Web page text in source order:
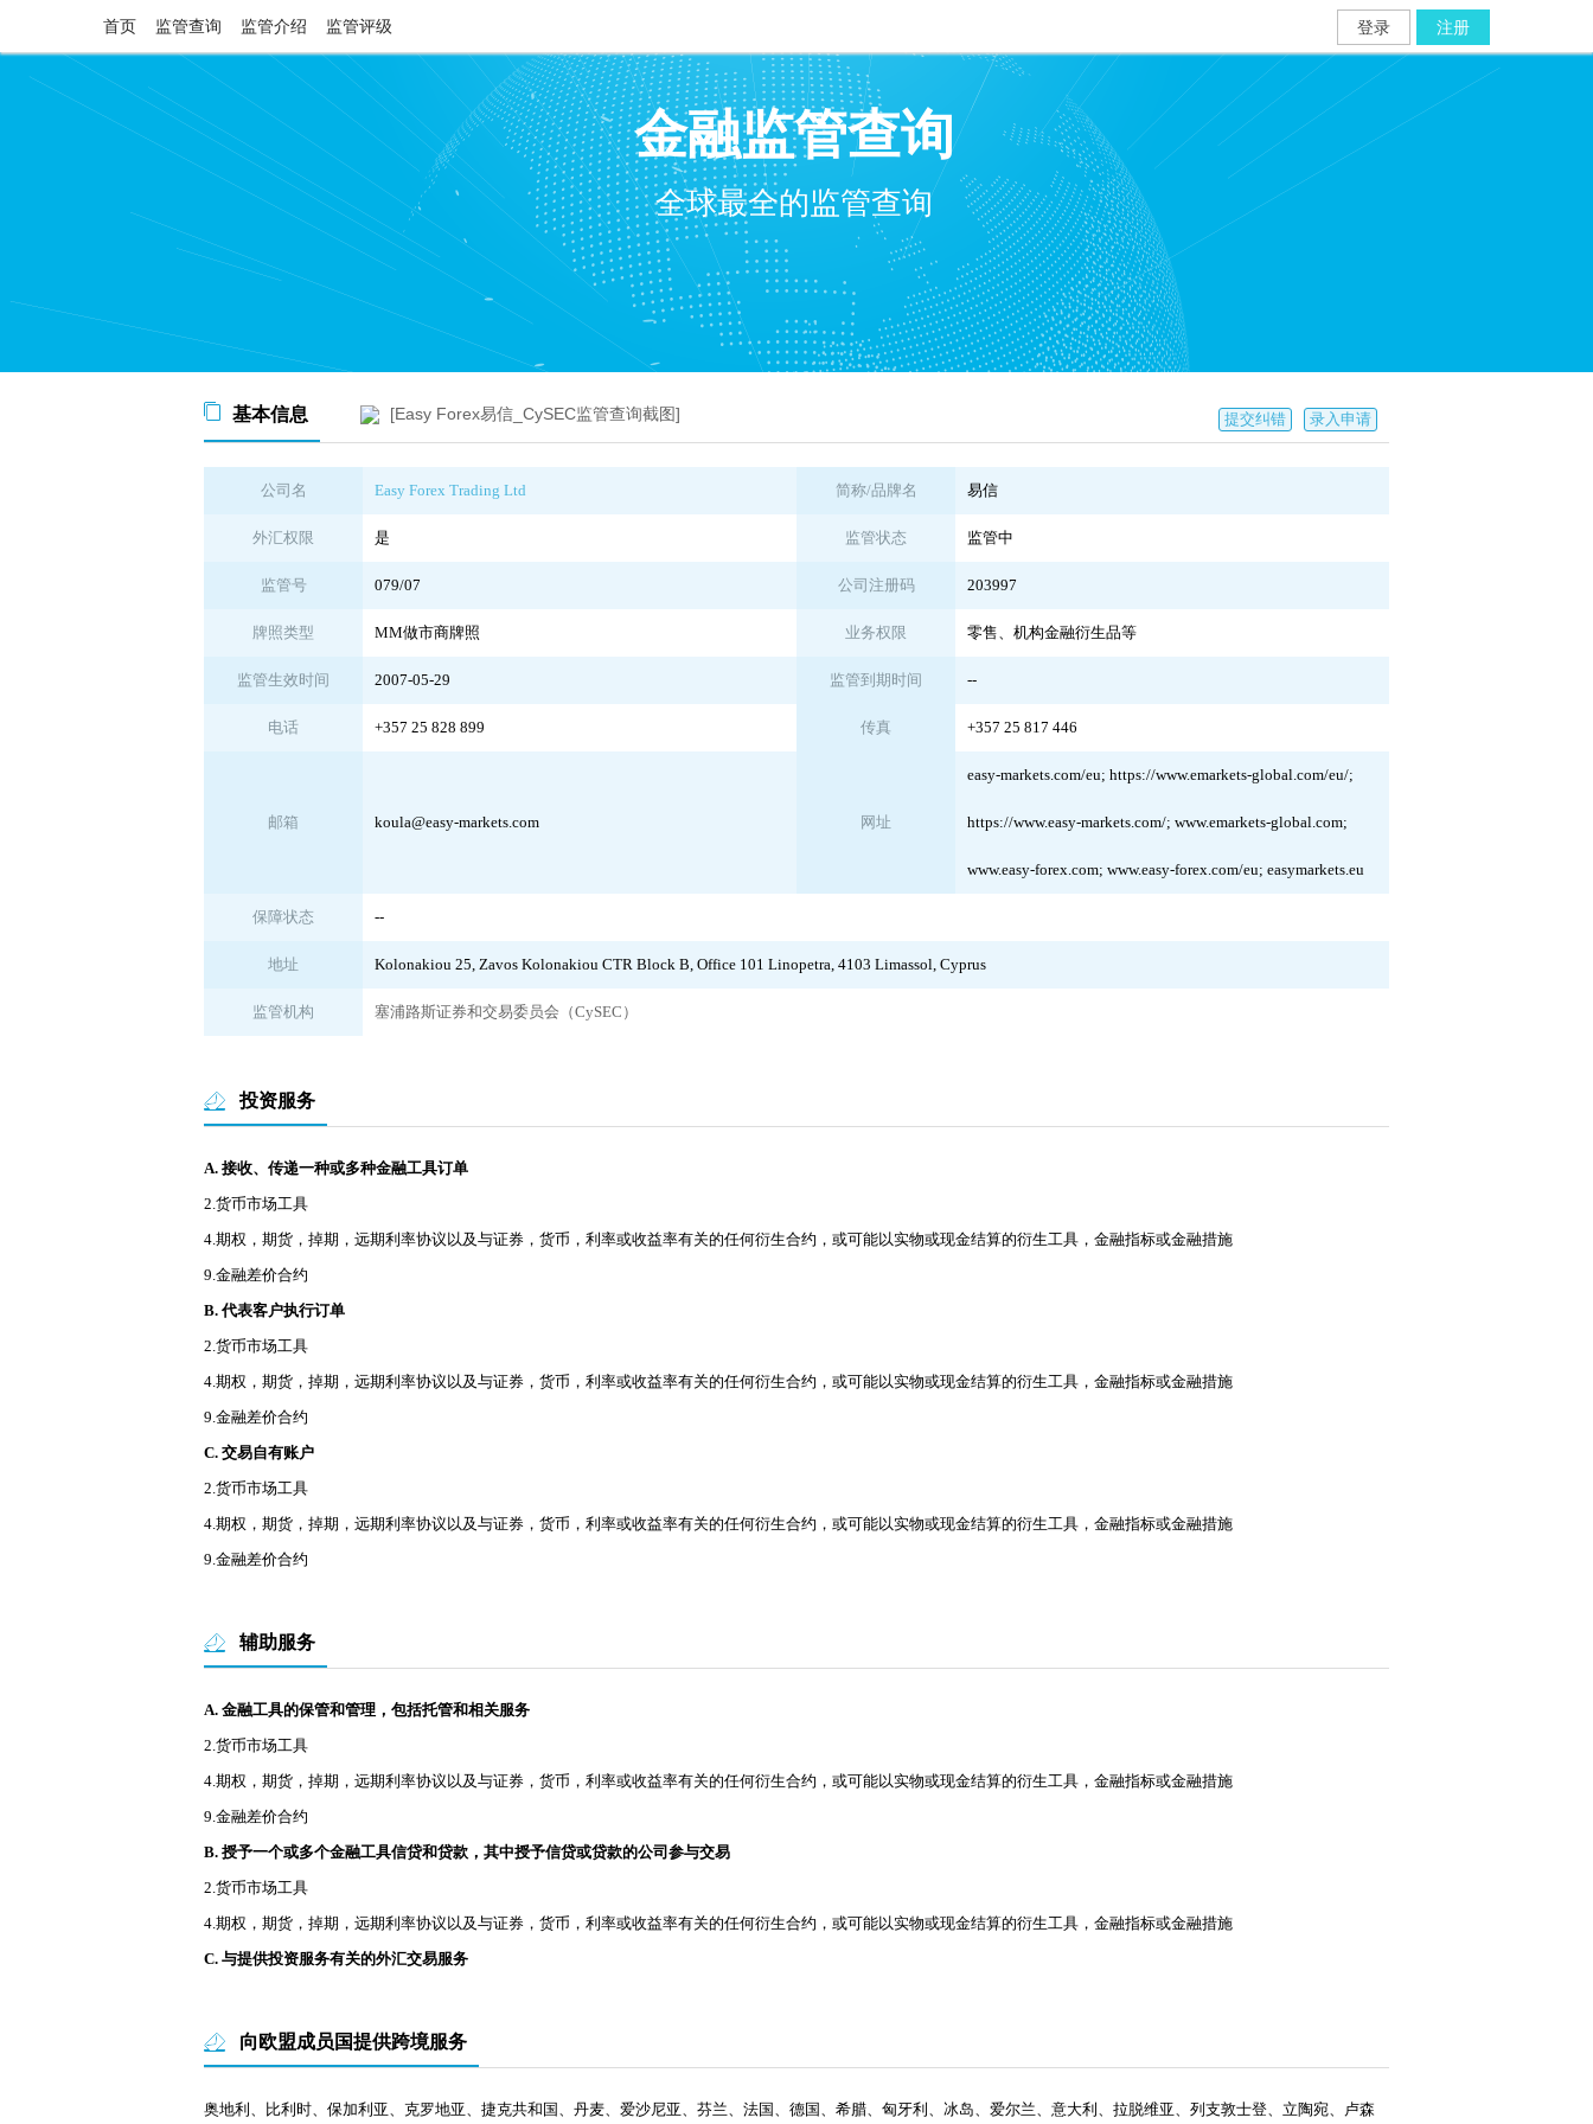
首页 监管查询 监管介绍 监管评级 登录 注册
金融监管查询
全球最全的监管查询
基本信息 [Easy Forex易信_CySEC监管查询截图] 提交纠错 录入申请
公司名 Easy Forex Trading Ltd 简称/品牌名 易信
外汇权限 是 监管状态 监管中
监管号 079/07 公司注册码 203997
牌照类型 MM做市商牌照 业务权限 零售、机构金融衍生品等
监管生效时间 2007-05-29 监管到期时间 --
电话 +357 25 828 899 传真 +357 25 817 446
邮箱 koula@easy-markets.com 网址
easy-markets.com/eu; https://www.emarkets-global.com/eu/;
https://www.easy-markets.com/; www.emarkets-global.com;
www.easy-forex.com; www.easy-forex.com/eu; easymarkets.eu
保障状态 --
地址 Kolonakiou 25, Zavos Kolonakiou CTR Block B, Office 101 Linopetra, 4103 Limassol, Cyprus
监管机构 塞浦路斯证券和交易委员会（CySEC）
投资服务
A. 接收、传递一种或多种金融工具订单
2.货币市场工具
4.期权，期货，掉期，远期利率协议以及与证券，货币，利率或收益率有关的任何衍生合约，或可能以实物或现金结算的衍生工具，金融指标或金融措施
9.金融差价合约
B. 代表客户执行订单
2.货币市场工具
4.期权，期货，掉期，远期利率协议以及与证券，货币，利率或收益率有关的任何衍生合约，或可能以实物或现金结算的衍生工具，金融指标或金融措施
9.金融差价合约
C. 交易自有账户
2.货币市场工具
4.期权，期货，掉期，远期利率协议以及与证券，货币，利率或收益率有关的任何衍生合约，或可能以实物或现金结算的衍生工具，金融指标或金融措施
9.金融差价合约
辅助服务
A. 金融工具的保管和管理，包括托管和相关服务
2.货币市场工具
4.期权，期货，掉期，远期利率协议以及与证券，货币，利率或收益率有关的任何衍生合约，或可能以实物或现金结算的衍生工具，金融指标或金融措施
9.金融差价合约
B. 授予一个或多个金融工具信贷和贷款，其中授予信贷或贷款的公司参与交易
2.货币市场工具
4.期权，期货，掉期，远期利率协议以及与证券，货币，利率或收益率有关的任何衍生合约，或可能以实物或现金结算的衍生工具，金融指标或金融措施
C. 与提供投资服务有关的外汇交易服务
向欧盟成员国提供跨境服务
奥地利、比利时、保加利亚、克罗地亚、捷克共和国、丹麦、爱沙尼亚、芬兰、法国、德国、希腊、匈牙利、冰岛、爱尔兰、意大利、拉脱维亚、列支敦士登、立陶宛、卢森